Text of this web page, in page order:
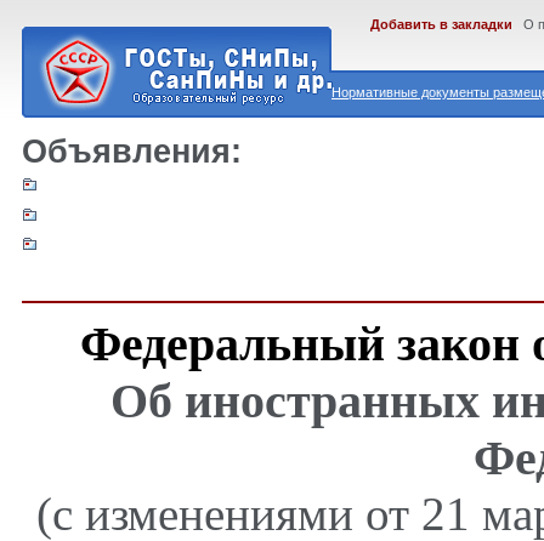
Нормативные документы
Добавить в закладки О
Объявления:
Федеральный закон
Об иностранных
(с изменениями от 21